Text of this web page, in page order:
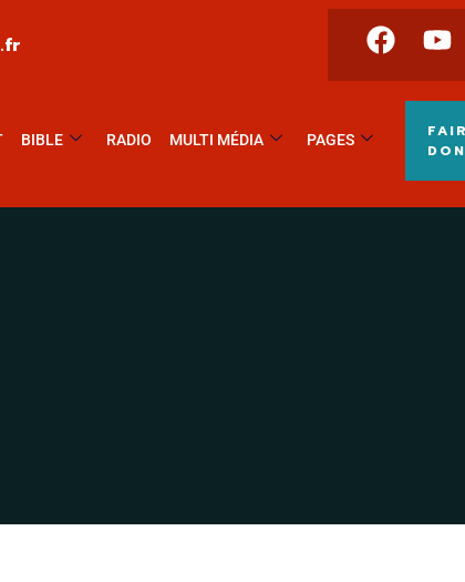
BIBLE RADIO MULTI MÉDIA PAGES
DON